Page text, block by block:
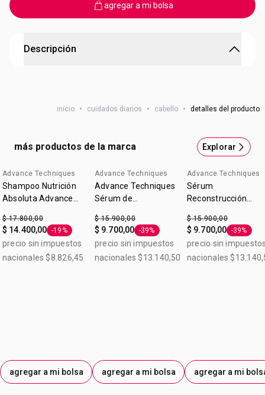
agregar a mi bolsa
Descripción
Reduce el quiebre Sella la cuticula para un cabello más
filtro UV. Para todo tipo de cabello. Modo de uso: Aplicar
sobre el cabello seco o humedo. No es necesario enjuagar.
Cantidad: 150 ml.
inicio • cuidados diarios • cabello • detalles del producto
más productos de la marca Explorar
Advance Techniques
Shampoo Nutrición
Absoluta Advance
$ 17.800,00
$ 14.400,00 Etiqueta -19%
-19%
precio sin impuestos
nacionales $8.826,45
agregar a mi bolsa
Advance Techniques
Advance Techniques
Sérum de
$ 15.900,00
$ 9.700,00 Etiqueta -39%
-39%
precio sin impuestos
nacionales $13.140,50
agregar a mi bolsa
Advance Techniques
Sérum
Reconstrucción
Techniques 30ml
$ 15.900,00
$ 9.700,00 Etiqueta -
-39%
precio sin
nacionales
agregar a mi